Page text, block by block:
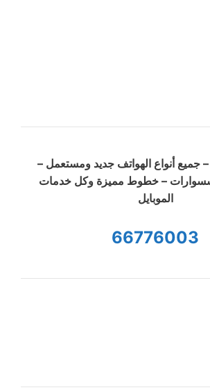
– جميع أنواع الهواتف جديد ومستعمل –
– خطوط مميزة وكل خدمات
الموبايل
66776003